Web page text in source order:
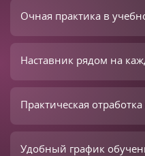
Очная практика в
Наставник рядом на
Практическая
Удобный график